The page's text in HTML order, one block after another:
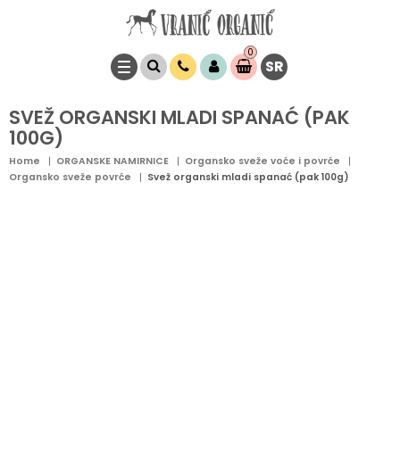
0
Stavke
0,00SR
SVEŽ ORGANSKI MLADI SPANAĆ (PAK
100G)
Home ORGANSKE NAMIRNICE
Organsko sveže voće i povrće
Organsko sveže povrće
Svež organski mladi spanać (pak 100g)